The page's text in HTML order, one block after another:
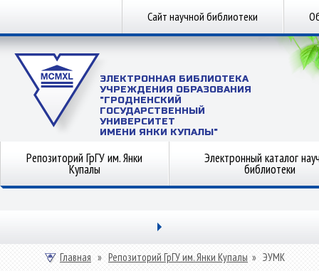
Сайт научной библиотеки
ЭЛЕКТРОННАЯ БИБЛИОТЕКА
УЧРЕЖДЕНИЯ ОБРАЗОВАНИЯ
"ГРОДНЕНСКИЙ
ГОСУДАРСТВЕННЫЙ
УНИВЕРСИТЕТ
ИМЕНИ ЯНКИ КУПАЛЫ"
Репозиторий ГрГУ им. Янки
Купалы
Электронный каталог
библиотеки
Главная » Репозиторий ГрГУ им. Янки Купалы » ЭУМК